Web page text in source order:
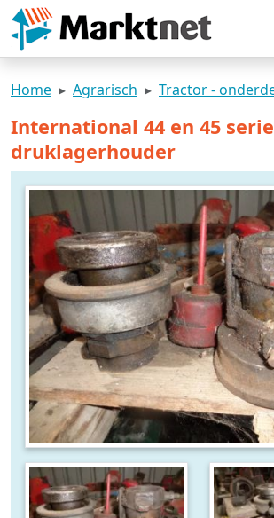
Home Agrarisch Tractor -
International 44 en 45
druklagerhouder